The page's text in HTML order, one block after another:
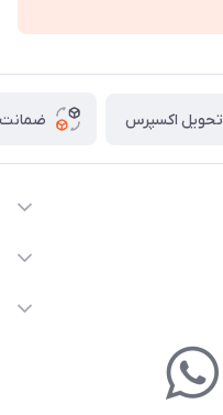
تحویل اکسپرس ضمانت